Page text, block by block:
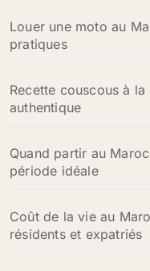
Louer une moto au
pratiques
Recette couscous à
authentique
Quand partir au
période idéale
Coût de la vie au
résidents et expatriés